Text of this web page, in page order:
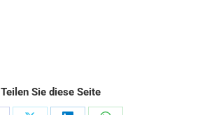
Teilen Sie diese Seite